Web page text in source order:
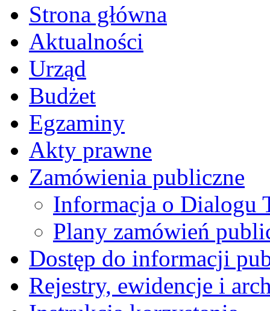
Strona główna
Aktualności
Urząd
Budżet
Egzaminy
Akty prawne
Zamówienia publiczne
Informacja o Dialogu
Plany zamówień
Dostęp do informacji
Rejestry, ewidencje i